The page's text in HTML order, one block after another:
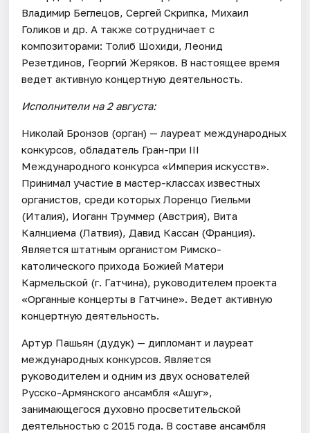
Владимир Беглецов, Сергей Скрипка, Михаил
Голиков и др. А также сотрудничает с
композиторами: Толиб Шохиди, Леонид
Резетдинов, Георгий Жеряков. В настоящее время
ведет активную концертную деятельность.
Исполнители на 2 августа:
Николай Бронзов (орган) — лауреат международных
конкурсов, обладатель Гран-при III
Международного конкурса «Империя искусств».
Принимал участие в мастер-классах известных
органистов, среди которых Лоренцо Гиельми
(Италия), Иоганн Труммер (Австрия), Вита
Калнциема (Латвия), Давид Кассан (Франция).
Является штатным органистом Римско-
католического прихода Божией Матери
Кармельской (г. Гатчина), руководителем проекта
«Органные концерты в Гатчине». Ведет активную
концертную деятельность.
Артур Пашьян (дудук) — дипломант и лауреат
международных конкурсов. Является
руководителем и одним из двух основателей
Русско-Армянского ансамбля «Ашуг»,
занимающегося духовно просветительской
деятельностью с 2015 года. В составе ансамбля